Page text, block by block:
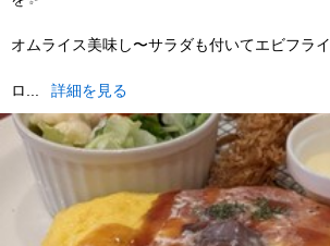
オムライス美味し〜サラダも付いてエビフラ
ロ... 詳細を見る